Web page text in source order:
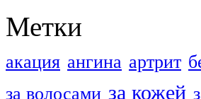
Метки
акация ангина артрит
за волосами за кожей